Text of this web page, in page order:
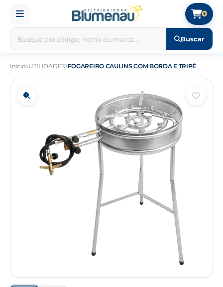
Buscar
0
Início UTILIDADES FOGAREIRO CAULINS COM BORDA E TRIPÉ